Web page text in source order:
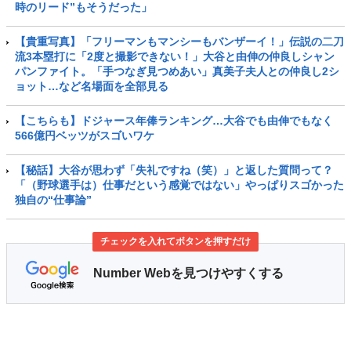
時のリード”もそうだった」
【貴重写真】「フリーマンもマンシーもバンザーイ！」伝説の二刀
流3本塁打に「2度と撮影できない！」大谷と由伸の仲良しシャン
パンファイト。「手つなぎ見つめあい」真美子夫人との仲良し2シ
ョット…など名場面を全部見る
【こちらも】ドジャース年俸ランキング…大谷でも由伸でもなく
566億円ベッツがスゴいワケ
【秘話】大谷が思わず「失礼ですね（笑）」と返した質問って？
「（野球選手は）仕事だという感覚ではない」やっぱりスゴかった
独自の“仕事論”
チェックを入れてボタンを押すだけ
Number Webを見つけやすくする